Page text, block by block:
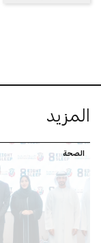
المزيد
الصحة